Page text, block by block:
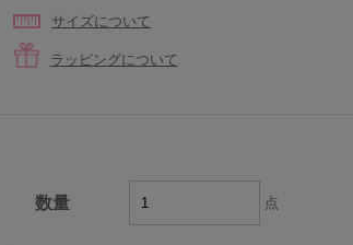
サイズについて
ラッピングについて
数量 点